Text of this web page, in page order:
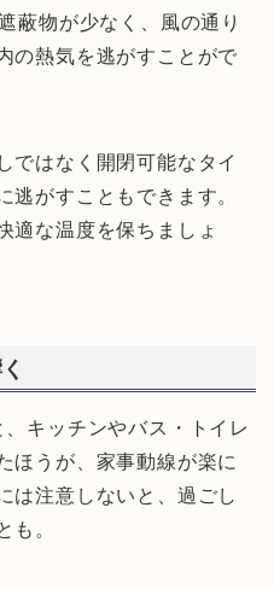
蔽物が少なく、風の通り
の熱気を逃がすことがで
ではなく開閉可能なタイ
逃がすこともできます。
適な温度を保ちましょ
キッチンやバス・トイレ
ほうが、家事動線が楽に
は注意しないと、過ごし
も。